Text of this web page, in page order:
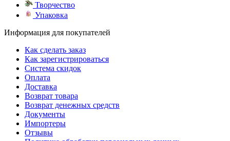
Творчество
Упаковка
Информация для покупателей
Как сделать заказ
Как зарегистрироваться
Система скидок
Оплата
Доставка
Возврат товара
Возврат денежных средств
Документы
Импортеры
Отзывы